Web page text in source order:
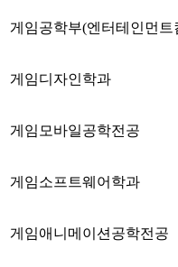
게임공학부(엔터테인먼트
게임디자인학과
게임모바일공학전공
게임소프트웨어학과
게임애니메이션공학전공